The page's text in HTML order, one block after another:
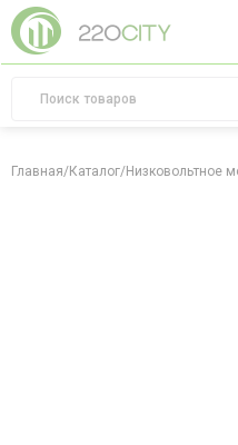
Главная/Каталог/Низковольтное